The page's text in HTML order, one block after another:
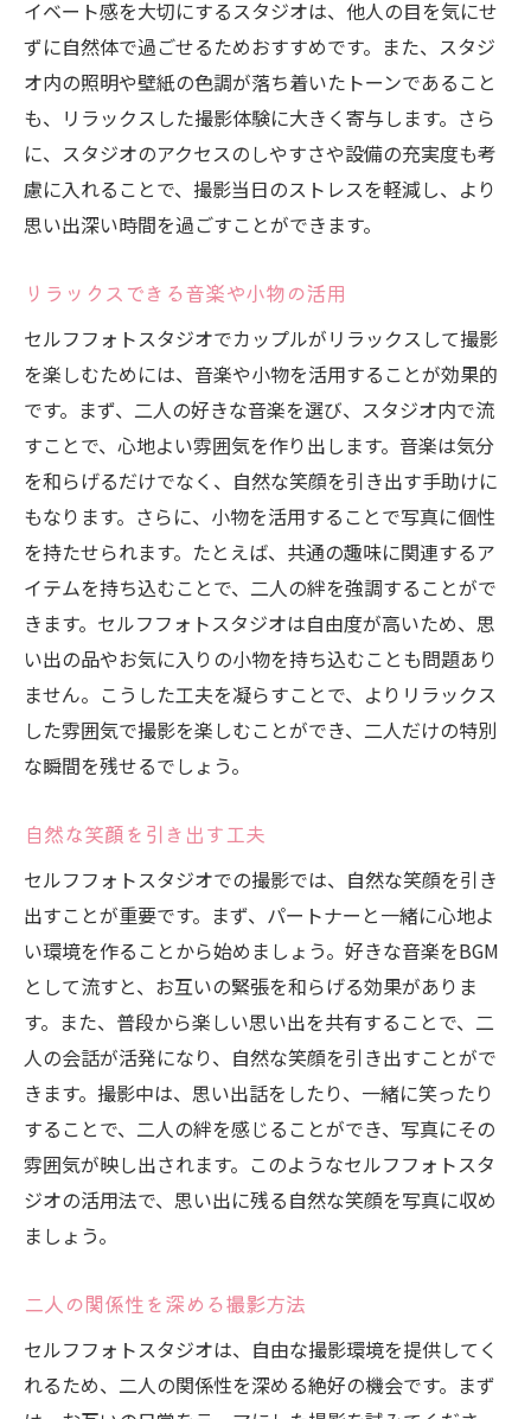
イベート感を大切にするスタジオは、他人の目を気にせ
ずに自然体で過ごせるためおすすめです。また、スタジ
オ内の照明や壁紙の色調が落ち着いたトーンであること
も、リラックスした撮影体験に大きく寄与します。さら
に、スタジオのアクセスのしやすさや設備の充実度も考
慮に入れることで、撮影当日のストレスを軽減し、より
思い出深い時間を過ごすことができます。
リラックスできる音楽や小物の活用
セルフフォトスタジオでカップルがリラックスして撮影
を楽しむためには、音楽や小物を活用することが効果的
です。まず、二人の好きな音楽を選び、スタジオ内で流
すことで、心地よい雰囲気を作り出します。音楽は気分
を和らげるだけでなく、自然な笑顔を引き出す手助けに
もなります。さらに、小物を活用することで写真に個性
を持たせられます。たとえば、共通の趣味に関連するア
イテムを持ち込むことで、二人の絆を強調することがで
きます。セルフフォトスタジオは自由度が高いため、思
い出の品やお気に入りの小物を持ち込むことも問題あり
ません。こうした工夫を凝らすことで、よりリラックス
した雰囲気で撮影を楽しむことができ、二人だけの特別
な瞬間を残せるでしょう。
自然な笑顔を引き出す工夫
セルフフォトスタジオでの撮影では、自然な笑顔を引き
出すことが重要です。まず、パートナーと一緒に心地よ
い環境を作ることから始めましょう。好きな音楽をBGM
として流すと、お互いの緊張を和らげる効果がありま
す。また、普段から楽しい思い出を共有することで、二
人の会話が活発になり、自然な笑顔を引き出すことがで
きます。撮影中は、思い出話をしたり、一緒に笑ったり
することで、二人の絆を感じることができ、写真にその
雰囲気が映し出されます。このようなセルフフォトスタ
ジオの活用法で、思い出に残る自然な笑顔を写真に収め
ましょう。
二人の関係性を深める撮影方法
セルフフォトスタジオは、自由な撮影環境を提供してく
れるため、二人の関係性を深める絶好の機会です。まず